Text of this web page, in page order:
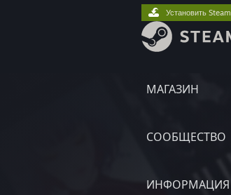
МАГАЗИН
СООБЩЕСТВО
ИНФОРМАЦИЯ
Установить Steam